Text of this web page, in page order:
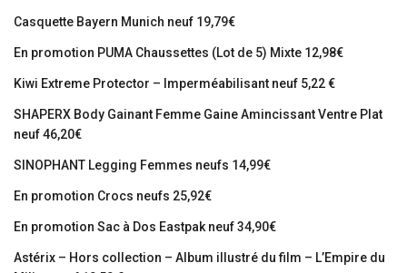
Casquette Bayern Munich neuf 19,79€
En promotion PUMA Chaussettes (Lot de 5) Mixte 12,98€
Kiwi Extreme Protector – Imperméabilisant neuf 5,22 €
SHAPERX Body Gainant Femme Gaine Amincissant Ventre Plat
neuf 46,20€
SINOPHANT Legging Femmes neufs 14,99€
En promotion Crocs neufs 25,92€
En promotion Sac à Dos Eastpak neuf 34,90€
Astérix – Hors collection – Album illustré du film – L’Empire du